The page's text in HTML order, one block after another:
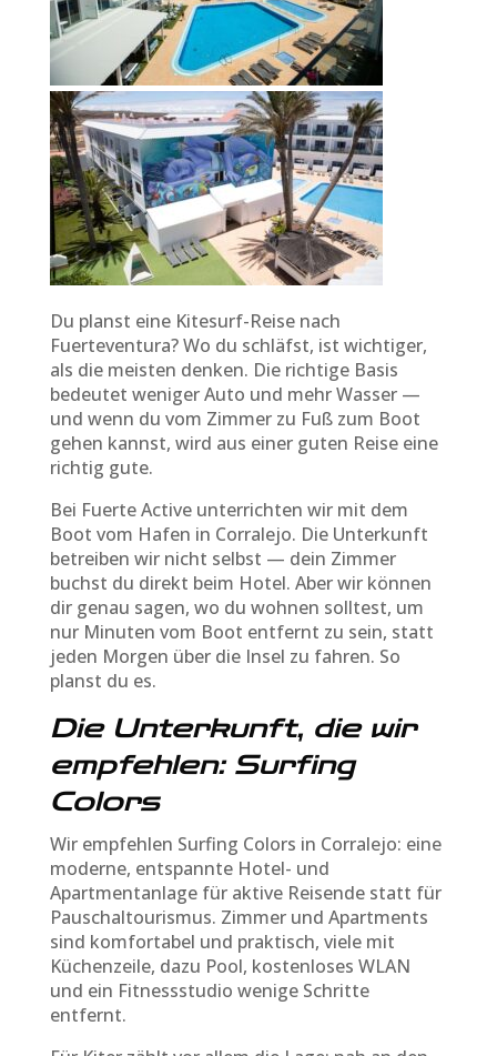
Du planst eine Kitesurf-Reise nach
Fuerteventura? Wo du schläfst, ist wichtiger,
als die meisten denken. Die richtige Basis
bedeutet weniger Auto und mehr Wasser —
und wenn du vom Zimmer zu Fuß zum Boot
gehen kannst, wird aus einer guten Reise eine
richtig gute.
Bei Fuerte Active unterrichten wir mit dem
Boot vom Hafen in Corralejo. Die Unterkunft
betreiben wir nicht selbst — dein Zimmer
buchst du direkt beim Hotel. Aber wir können
dir genau sagen, wo du wohnen solltest, um
nur Minuten vom Boot entfernt zu sein, statt
jeden Morgen über die Insel zu fahren. So
planst du es.
Die Unterkunft, die wir
empfehlen: Surfing
Colors
Wir empfehlen Surfing Colors in Corralejo: eine
moderne, entspannte Hotel- und
Apartmentanlage für aktive Reisende statt für
Pauschaltourismus. Zimmer und Apartments
sind komfortabel und praktisch, viele mit
Küchenzeile, dazu Pool, kostenloses WLAN
und ein Fitnessstudio wenige Schritte
entfernt.